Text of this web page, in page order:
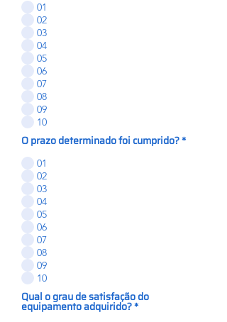
01
02
03
04
05
06
07
08
09
10
O prazo determinado foi cumprido?*
01
02
03
04
05
06
07
08
09
10
Qual o grau de satisfação do
equipamento adquirido?*